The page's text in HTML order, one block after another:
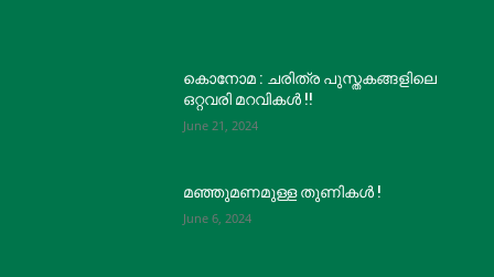
കൊനോമ : ചരിത്ര പുസ്തകങ്ങളിലെ
ഒറ്റവരി മറവികൾ !!
June 21, 2024
മഞ്ഞുമണമുള്ള തുണികൾ !
June 6, 2024